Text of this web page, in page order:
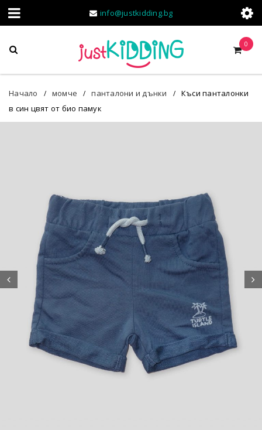
info@justkidding.bg
0
Начало / момче / панталони и дънки /
Къси панталонки
в син цвят от био памук